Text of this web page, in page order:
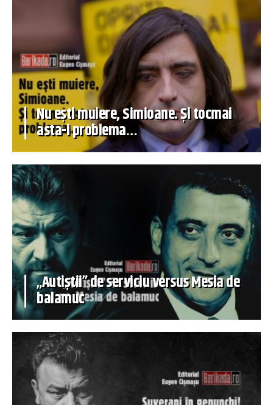
Nu ești muiere, Simioane. Și tocmai
asta-i problema…
„Autiștii” de serviciu versus Mesia de
balamuc